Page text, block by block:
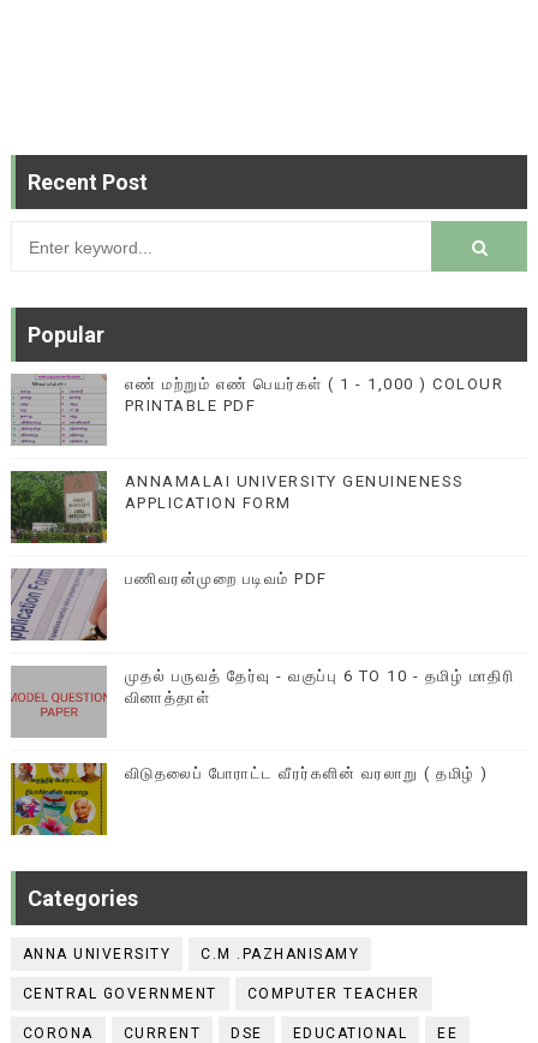
Recent Post
Popular
எண் மற்றும் எண் பெயர்கள் ( 1 - 1,000 ) COLOUR
PRINTABLE PDF
ANNAMALAI UNIVERSITY GENUINENESS
APPLICATION FORM
பணிவரன்முறை படிவம் PDF
முதல் பருவத் தேர்வு - வகுப்பு 6 TO 10 - தமிழ் மாதிரி
வினாத்தாள்
விடுதலைப் போராட்ட வீரர்களின் வரலாறு ( தமிழ் )
Categories
ANNA UNIVERSITY C.M .PAZHANISAMY
CENTRAL GOVERNMENT COMPUTER TEACHER
CORONA CURRENT DSE EDUCATIONAL EE